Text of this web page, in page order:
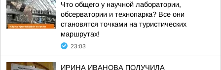
Что общего у научной лаборатории,
обсерватории и технопарка? Все они
становятся точками на туристических
маршрутах!
23:03
ИРИНА ИВАНОВА ПОЛУЧИЛА